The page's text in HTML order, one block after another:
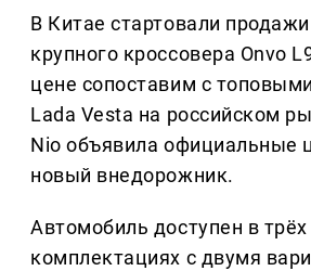
В Китае стартовали
крупного кроссовера Onvo
цене сопоставим с
Lada Vesta на российском
Nio объявила официальные
новый внедорожник.
Автомобиль доступен в трёх
комплектациях с двумя